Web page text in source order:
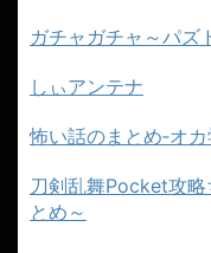
ガチャガチャ～パズ
しぃアンテナ
怖い話のまとめ‐オ
刀剣乱舞Pocket攻略
とめ～